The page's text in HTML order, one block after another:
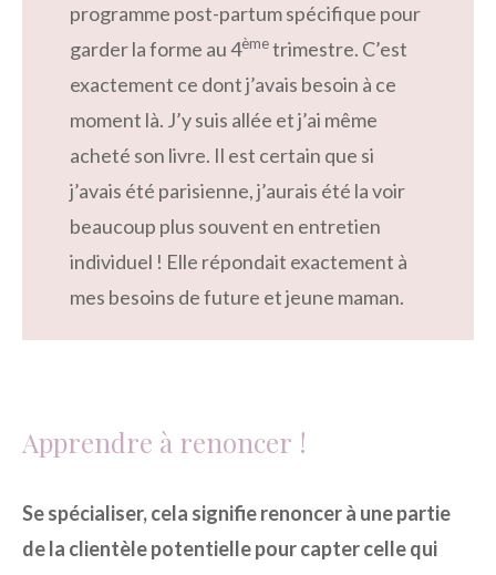
programme post-partum spécifique pour
garder la forme au 4èmetrimestre. C’est
exactement ce dont j’avais besoin à ce
moment là. J’y suis allée et j’ai même
acheté son livre. Il est certain que si
j’avais été parisienne, j’aurais été la voir
beaucoup plus souvent en entretien
individuel ! Elle répondait exactement à
mes besoins de future et jeune maman.
Apprendre à renoncer !
Se spécialiser, cela signifie renoncer à une partie
de la clientèle potentielle pour capter celle qui